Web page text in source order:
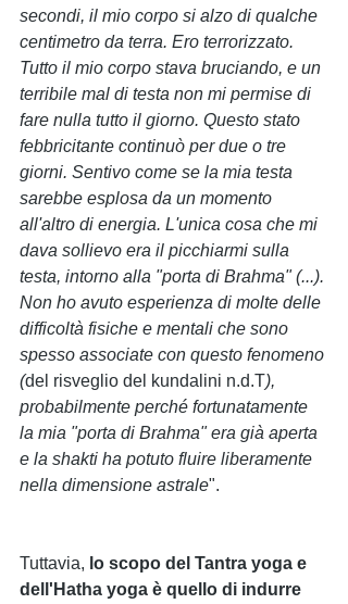
secondi, il mio corpo si alzo di qualche
centimetro da terra. Ero terrorizzato.
Tutto il mio corpo stava bruciando, e un
terribile mal di testa non mi permise di
fare nulla tutto il giorno. Questo stato
febbricitante continuò per due o tre
giorni. Sentivo come se la mia testa
sarebbe esplosa da un momento
all'altro di energia. L'unica cosa che mi
dava sollievo era il picchiarmi sulla
testa, intorno alla "porta di Brahma" (...).
Non ho avuto esperienza di molte delle
difficoltà fisiche e mentali che sono
spesso associate con questo fenomeno
(del risveglio del kundalini n.d.T),
probabilmente perché fortunatamente
la mia "porta di Brahma" era già aperta
e la shakti ha potuto fluire liberamente
nella dimensione astrale".
Tuttavia, lo scopo del Tantra yoga e
dell'Hatha yoga è quello di indurre